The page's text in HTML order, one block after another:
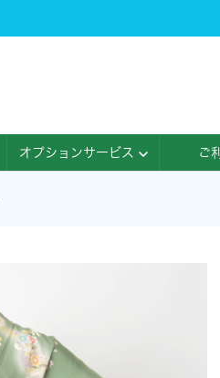
オプションサービス ご